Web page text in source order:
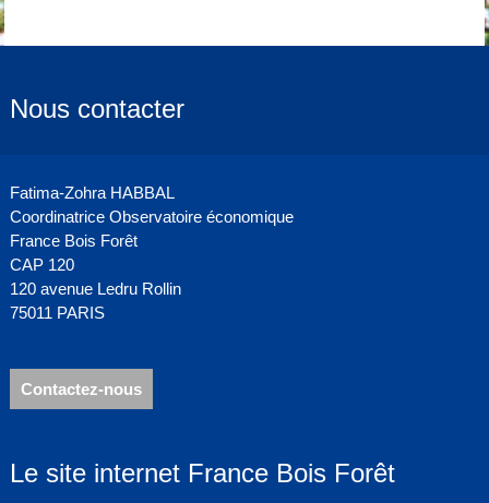
Nous contacter
Fatima-Zohra HABBAL
Coordinatrice Observatoire économique
France Bois Forêt
CAP 120
120 avenue Ledru Rollin
75011 PARIS
Contactez-nous
Le site internet France Bois Forêt